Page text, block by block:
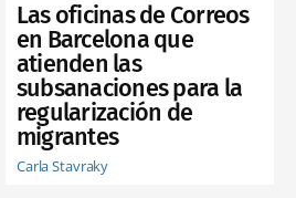
Las oficinas de Correos
en Barcelona que
atienden las
subsanaciones para la
regularización de
migrantes
Carla Stavraky